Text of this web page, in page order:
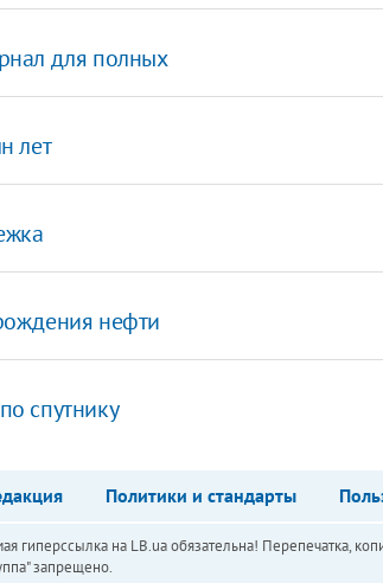
для полных
лет
нефти
спутнику
Политики и стандарты
гиперссылка на LB.ua обязательна! Перепечатка,
запрещено.